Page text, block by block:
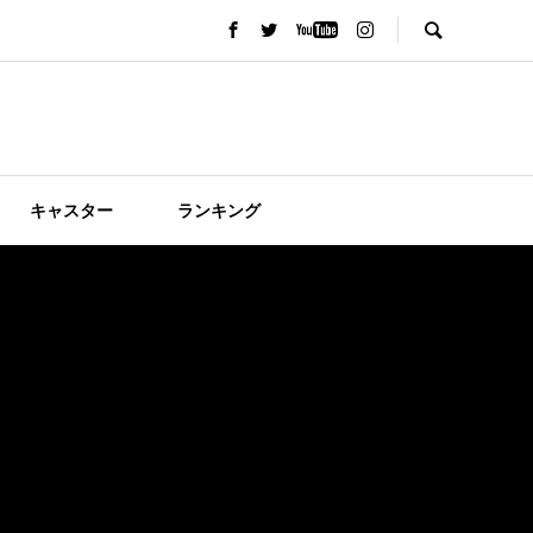
キャスター ランキング